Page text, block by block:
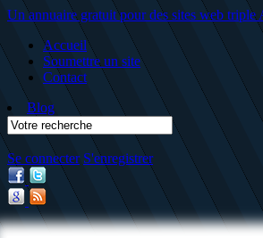
Un annuaire gratuit pour des sites web triple
Accueil
Soumettre un site
Contact
Blog
Se connecter S'enregistrer